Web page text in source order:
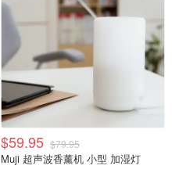
$59.95 $79.95
Muji 超声波香薰机 小型 加湿灯